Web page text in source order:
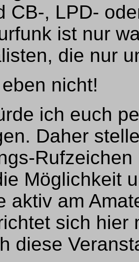
CB-, LPD-
ist nur
die nur
nicht!
ich euch
Daher
Möglichkeit
aktiv am
sich hier
diese